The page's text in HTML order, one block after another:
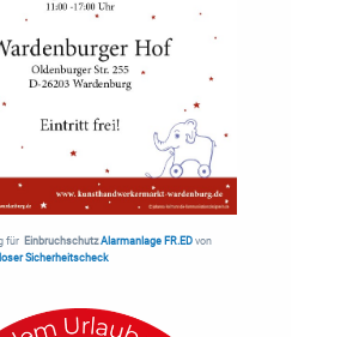
für Einbruchschutz Alarmanlage FR.ED von
Sicherheitscheck